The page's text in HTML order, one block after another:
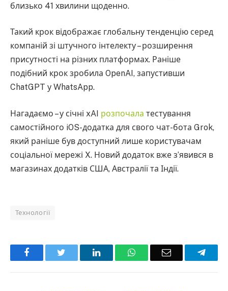
близько 41 хвилини щоденно.
Такий крок відображає глобальну тенденцію серед
компаній зі штучного інтелекту – розширення
присутності на різних платформах. Раніше
подібний крок зробила OpenAI, запустивши
ChatGPT у WhatsApp.
Нагадаємо – у січні xAI розпочала тестування
самостійного iOS-додатка для свого чат-бота Grok,
який раніше був доступний лише користувачам
соціальної мережі X. Новий додаток вже з’явився в
магазинах додатків США, Австралії та Індії.
Технології
Facebook LinkedInWhatsAppEmail